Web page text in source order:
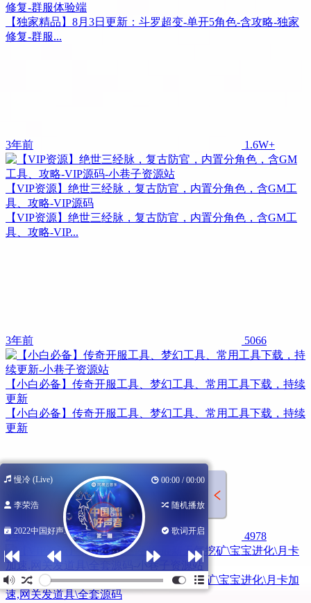
修复-群服体验端
【独家精品】8月3日更新：斗罗超变-单开5角色-含攻略-独家
修复-群服...
3年前 1.6W+
【VIP资源】绝世三经脉，复古防官，内置分角色，含GM工
具、攻略-VIP源码
【VIP资源】绝世三经脉，复古防官，内置分角色，含GM工
具、攻略-VIP...
3年前 5066
【小白必备】传奇开服工具、梦幻工具、常用工具下载，持续
更新
【小白必备】传奇开服工具、梦幻工具、常用工具下载，持续
更新
3年前 4978
【VIP资源】花好月圆三经脉-最新天气挖矿\宝宝进化\月卡加
速,网关发道具\全套源码
慢冷 (Live) 00:00 / 00:00
李荣浩 随机播放
2022中国好声... 歌词开启